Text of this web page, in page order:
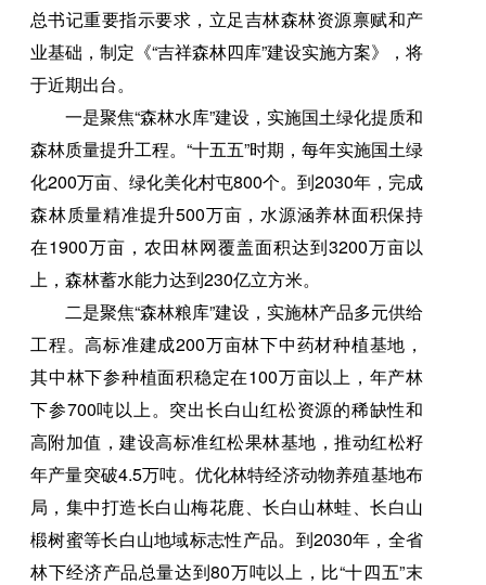
总书记重要指示要求，立足吉林森林资源禀赋和产
业基础，制定《“吉祥森林四库”建设实施方案》，将
于近期出台。
一是聚焦“森林水库”建设，实施国土绿化提质和
森林质量提升工程。“十五五”时期，每年实施国土绿
化200万亩、绿化美化村屯800个。到2030年，完成
森林质量精准提升500万亩，水源涵养林面积保持
在1900万亩，农田林网覆盖面积达到3200万亩以
上，森林蓄水能力达到230亿立方米。
二是聚焦“森林粮库”建设，实施林产品多元供给
工程。高标准建成200万亩林下中药材种植基地，
其中林下参种植面积稳定在100万亩以上，年产林
下参700吨以上。突出长白山红松资源的稀缺性和
高附加值，建设高标准红松果林基地，推动红松籽
年产量突破4.5万吨。优化林特经济动物养殖基地布
局，集中打造长白山梅花鹿、长白山林蛙、长白山
椴树蜜等长白山地域标志性产品。到2030年，全省
林下经济产品总量达到80万吨以上，比“十四五”末